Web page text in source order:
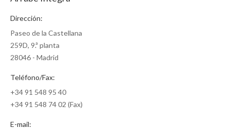
Dirección:
Paseo de la Castellana
259D, 9.ª planta
28046 - Madrid
Teléfono/Fax:
+34 91 548 95 40
+34 91 548 74 02 (Fax)
E-mail: